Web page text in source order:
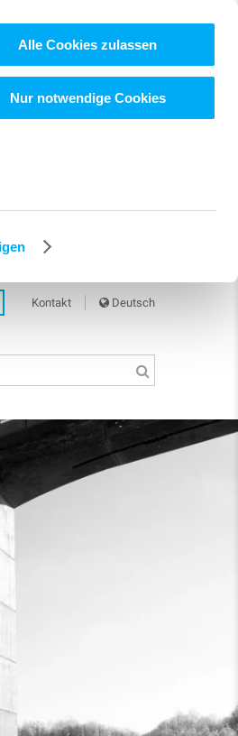
Alle Cookies zulassen
Nur notwendige Cookies
Kontakt Deutsch